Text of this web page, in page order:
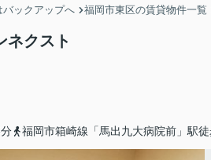
バックアップへ 福岡市東区の賃貸物件一覧
ネクスト
福岡市箱崎線「馬出九大病院前」駅